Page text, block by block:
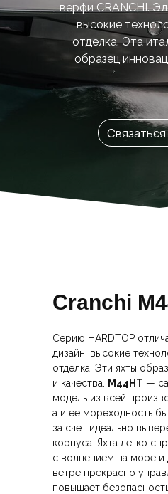
верфи CRANCHI.
высокие
отделка. Эта
образец
Cranchi
Серию HARDTOP
дизайн, высокие
отделка. Эти яхты
и качества.
M44HT —
модель из всей
а и ее мореходность
за счет идеально
корпуса. Яхта легко
с волнением на море и
ветре прекрасно
повышает